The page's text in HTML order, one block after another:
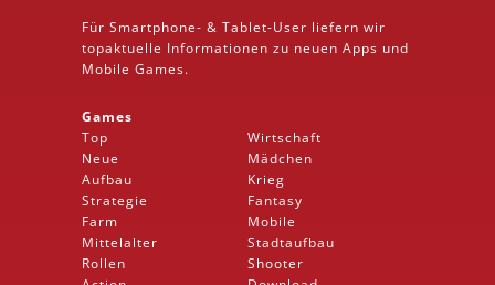
Für Smartphone- & Tablet-User liefern wir
topaktuelle Informationen zu neuen Apps und
Mobile Games.
Games
Top
Neue
Aufbau
Strategie
Farm
Mittelalter
Rollen
Wirtschaft
Mädchen
Krieg
Fantasy
Mobile
Stadtaufbau
Shooter